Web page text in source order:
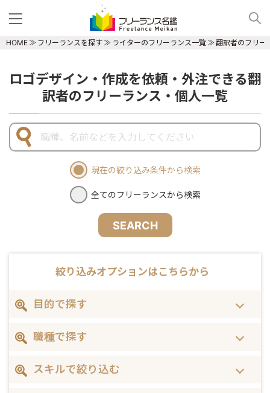
HOME フリーランスを探す ライターのフリーランス一覧 翻訳者のフリー
ロゴデザイン・作成を依頼・外注できる翻
訳者のフリーランス・個人一覧
現在の絞り込み条件から検索
全てのフリーランスから検索
SEARCH
絞り込みオプションはこちらから
目的で探す
職種で探す
スキルで絞り込む